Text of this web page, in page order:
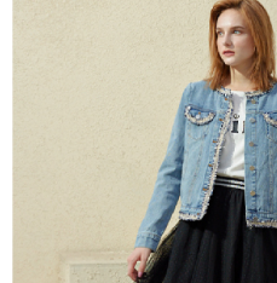
２．訂單成立數日內，您將收到繳費通
３．收到繳費通知簡訊後14天內，點
ATM／網路銀行／等多元方式進行付
※ 請注意：結帳手續完成當下不需立
購買商品的店家。未經商家同意取消
※ 交易是否成功請以「AFTEE先享後
是否繳費成功／繳費後需取消欲退款
https://
１．透過由恩沛科技股份有限公司提
易，需依本服務之必要範圍內提供個
每筆NT$60，滿NT$2,000(含以上)
付款後7-11取貨---滿2000元免運
每筆NT$60，滿NT$2,000(含以上)
宅配-滿2000元免運
每筆NT$120，滿NT$2,000(含以